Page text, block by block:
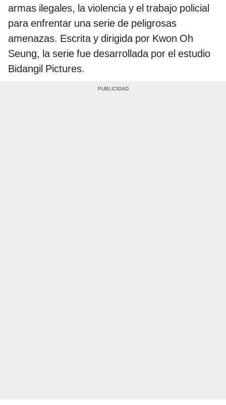
armas ilegales, la violencia y el trabajo policial
para enfrentar una serie de peligrosas
amenazas. Escrita y dirigida por Kwon Oh
Seung, la serie fue desarrollada por el estudio
Bidangil Pictures.